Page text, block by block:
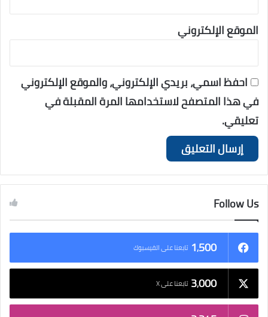
الموقع الإلكتروني
احفظ اسمي، بريدي الإلكتروني، والموقع الإلكتروني
في هذا المتصفح لاستخدامها المرة المقبلة في
تعليقي.
Follow Us
1٬500 تابعنا على الفيسبوك
3٬000 تابعنا على X